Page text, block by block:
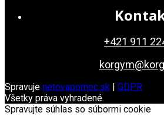
+421 911
Spravuje netovapomoc.sk
GDPR
Všetky práva vyhradené.
Spravujte súhlas so súbormi cookie